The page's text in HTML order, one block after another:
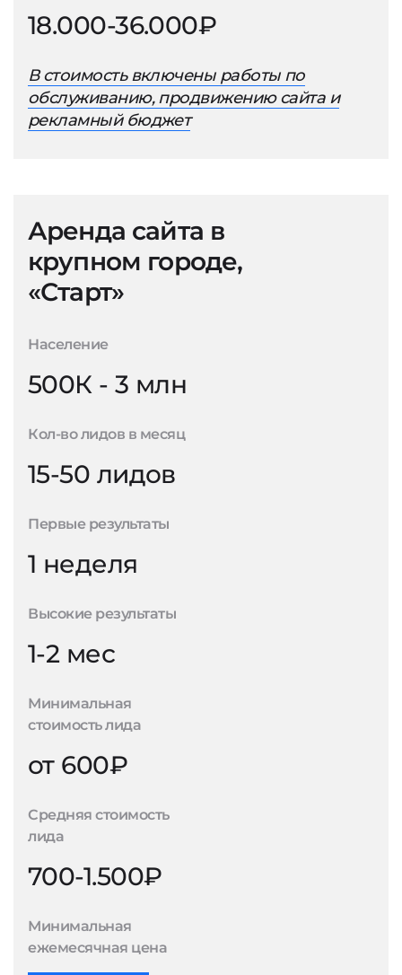
18.000-36.000₽
В стоимость включены работы по
обслуживанию, продвижению сайта и
рекламный бюджет
Аренда сайта в
крупном городе,
«Старт»
Население
500К - 3 млн
Кол-во лидов в месяц
15-50 лидов
Первые результаты
1 неделя
Высокие результаты
1-2 мес
Минимальная
стоимость лида
от 600₽
Средняя стоимость
лида
700-1.500₽
Минимальная
ежемесячная цена